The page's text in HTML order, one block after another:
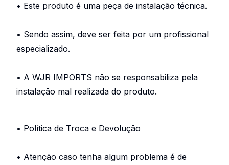
• Este produto é uma peça de instalação técnica.
• Sendo assim, deve ser feita por um profissional
especializado.
• A WJR IMPORTS não se responsabiliza pela
instalação mal realizada do produto.
• Política de Troca e Devolução
• Atenção caso tenha algum problema é de